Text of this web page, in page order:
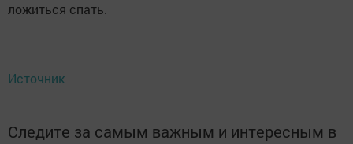
ложиться спать.
Источник
Следите за самым важным и интересным в